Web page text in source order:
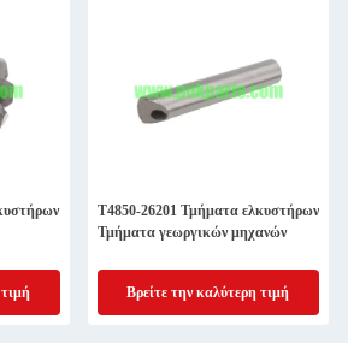
Τ4850-26201 Τμήματα ελκυστήρων
Τμήματα γεωργικών μηχανών
Βρείτε την καλύτερη τιμή